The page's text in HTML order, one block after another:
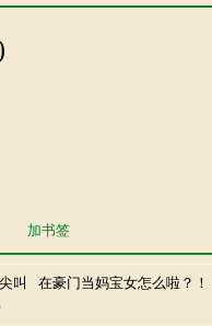
加书签
叫 在豪门当妈宝女怎么啦？！